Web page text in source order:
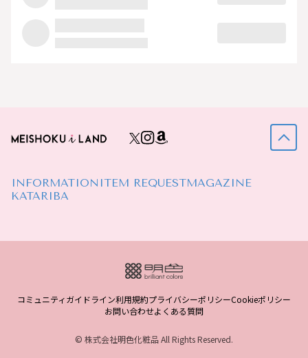
INFORMATION ITEM REQUESTMAGAZINE
KATARIBA
コミュニティガイドライン利用規約プライバシーポリシーCookieポリシー
お問い合わせよくある質問
© 株式会社明色化粧品 All Rights Reserved.